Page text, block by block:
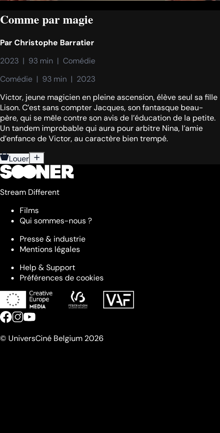
Comme par magie
ParChristophe Barratier
2023  |  93 min  |  Comédie
Comédie  |  93 min  |  2023
Victor, jeune magicien en pleine ascension, élève seul sa fille
Lison. C’est sans compter Jacques, son fantasque beau-
père, qui se mêle contre son avis de l’éducation de la petite.
Un tandem improbable qui aura pour arbitre Nina, l’amie
d’enfance de Victor, au caractère bien trempé.
Louer
Stream Different
Films
Qui sommes-nous ?
Presse & industrie
Mentions légales
Help & Support
Préférences de cookies
© UniversCiné Belgium 2026